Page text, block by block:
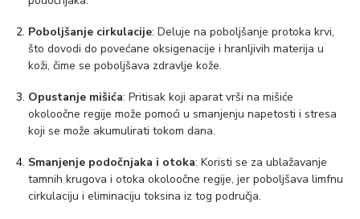
u
p
e
s
o
t
e
Poboljšanje cirkulacije: Deluje na poboljšanje protoka krvi,
što dovodi do povećane oksigenacije i hranljivih materija u
koži, čime se poboljšava zdravlje kože.
Opustanje mišića: Pritisak koji aparat vrši na mišiće
okoloočne regije može pomoći u smanjenju napetosti i stresa
koji se može akumulirati tokom dana.
Smanjenje podočnjaka i otoka: Koristi se za ublažavanje
tamnih krugova i otoka okoloočne regije, jer poboljšava limfnu
cirkulaciju i eliminaciju toksina iz tog područja.